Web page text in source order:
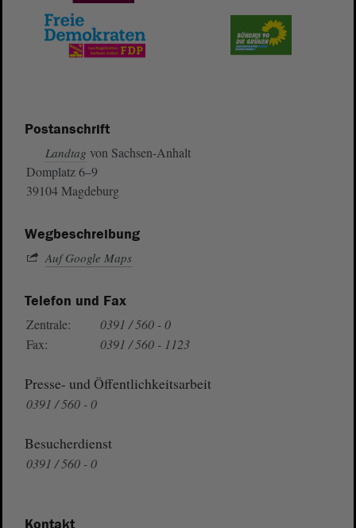
Postanschrift
Landtag von Sachsen-Anhalt
Domplatz 6–9
39104 Magdeburg
Wegbeschreibung
Auf Google Maps
Telefon und Fax
Zentrale:
0391 / 560 - 0
Fax:
0391 / 560 - 1123
Presse- und Öffentlichkeitsarbeit
0391 / 560 - 0
Besucherdienst
0391 / 560 - 0
Kontakt